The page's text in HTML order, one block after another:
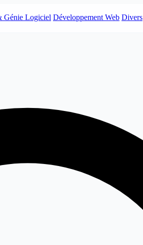
Génie Logiciel Développement Web Divers